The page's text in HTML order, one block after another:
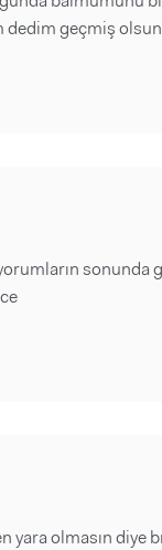
dedim geçmiş olsun
yara olmasın diye